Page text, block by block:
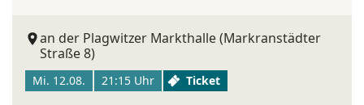
an der Plagwitzer Markthalle (Markranstädter
Straße 8)
Mi. 12.08. 21:15 Uhr Ticket